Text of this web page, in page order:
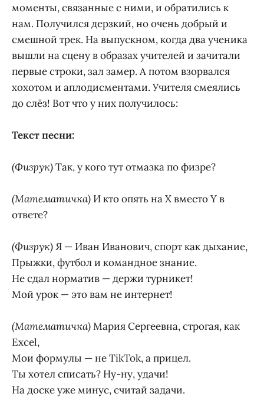
моменты, связанные с ними, и обратились к
нам. Получился дерзкий, но очень добрый и
смешной трек. На выпускном, когда два ученика
вышли на сцену в образах учителей и зачитали
первые строки, зал замер. А потом взорвался
хохотом и аплодисментами. Учителя смеялись
до слёз! Вот что у них получилось:
Текст песни:
(Физрук)Так, у кого тут отмазка по физре?
(Математичка) И кто опять на X вместо Y в
ответе?
(Физрук)Я — Иван Иванович, спорт как дыхание,
Прыжки, футбол и командное знание.
Не сдал норматив — держи турникет!
Мой урок — это вам не интернет!
(Математичка)Мария Сергеевна, строгая, как
Excel,
Мои формулы — не TikTok, а прицел.
Ты хотел списать? Ну-ну, удачи!
На доске уже минус, считай задачи.